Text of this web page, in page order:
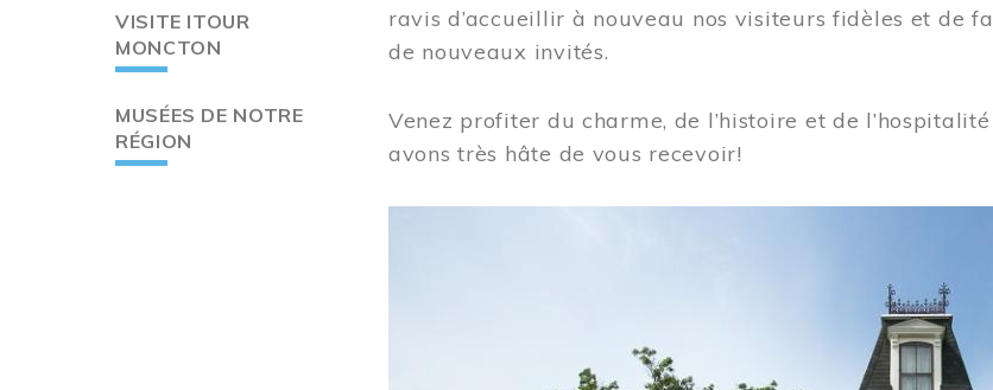
VISITE ITOUR
MONCTON
MUSÉES DE NOTRE
RÉGION
ravis d’accueillir à nouveau nos visiteurs fidèles et de
de nouveaux invités.
Venez profiter du charme, de l’histoire et de
avons très hâte de vous recevoir!